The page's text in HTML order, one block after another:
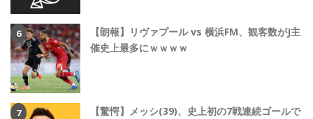
【朗報】リヴァプール vs 横浜FM、観客数がJ主
催史上最多にｗｗｗｗ
【驚愕】メッシ(39)、史上初の7戦連続ゴールで